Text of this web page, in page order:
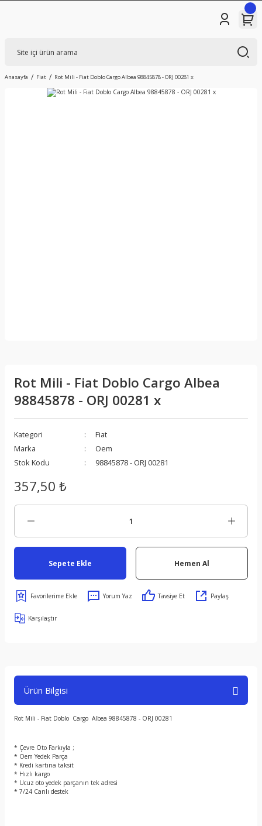
Anasayfa Fiat Rot Mili - Fiat Doblo Cargo Albea 98845878 - ORJ 00281 x
Rot Mili - Fiat Doblo Cargo Albea
98845878 - ORJ 00281 x
Kategori
Fiat
Marka
Oem
Stok Kodu
98845878 - ORJ 00281
357,50 ₺
Sepete Ekle Hemen Al
Yorum Yaz Tavsiye Et Paylaş
Karşılaştır
Ürün Bilgisi
Rot Mili - Fiat Doblo Cargo Albea 98845878 - ORJ 00281
* Çevre Oto Farkıyla ;
* Oem Yedek Parça
* Kredi kartına taksit
* Hızlı kargo
* Ucuz oto yedek parçanın tek adresi
* 7/24 Canlı destek